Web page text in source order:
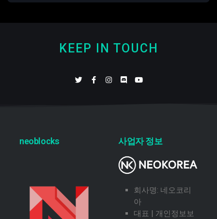
KEEP IN TOUCH
neoblocks 사업자 정보
회사명: 네오코리
아
대표 | 개인정보보